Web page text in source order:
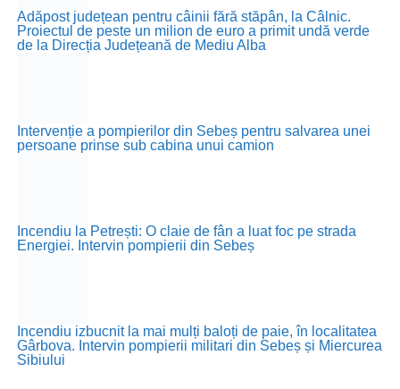
Adăpost județean pentru câinii fără stăpân, la Câlnic.
Proiectul de peste un milion de euro a primit undă verde
de la Direcția Județeană de Mediu Alba
Intervenție a pompierilor din Sebeș pentru salvarea unei
persoane prinse sub cabina unui camion
Incendiu la Petrești: O claie de fân a luat foc pe strada
Energiei. Intervin pompierii din Sebeș
Incendiu izbucnit la mai mulți baloți de paie, în localitatea
Gârbova. Intervin pompierii militari din Sebeș și Miercurea
Sibiului